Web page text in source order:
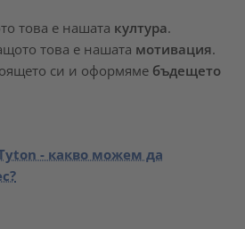
това е нашата култура.
това е нашата мотивация.
си и оформяме бъдещето
- какво можем да